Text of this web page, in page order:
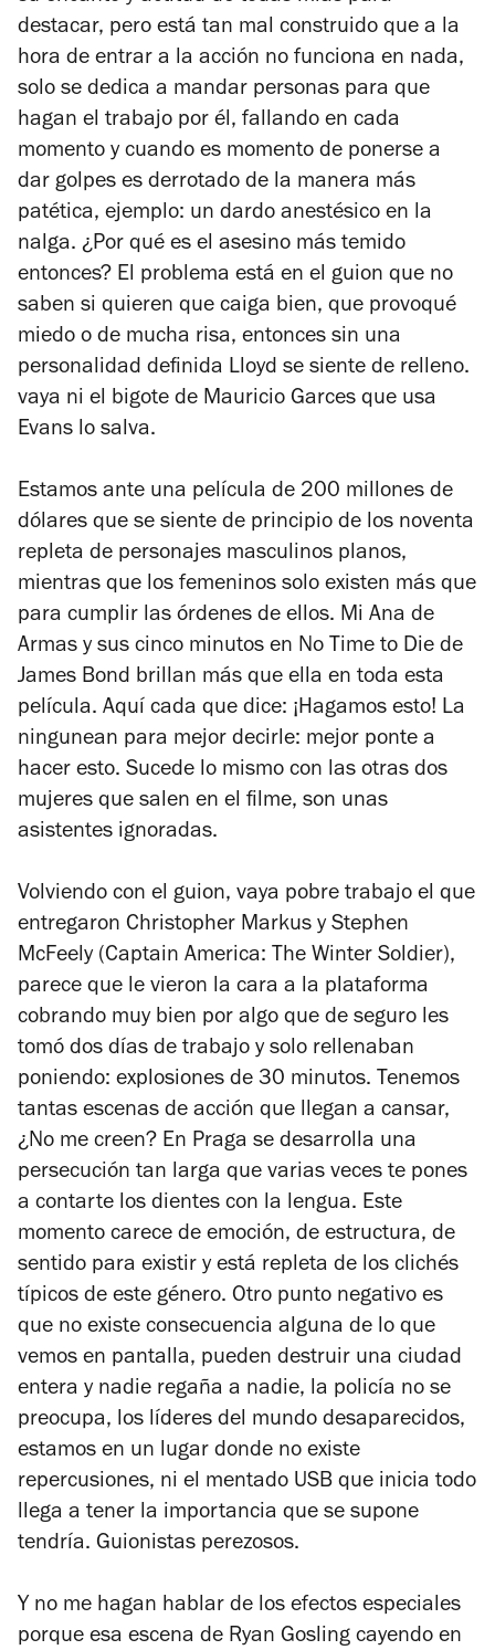
destacar, pero está tan mal construido que a la
hora de entrar a la acción no funciona en nada,
solo se dedica a mandar personas para que
hagan el trabajo por él, fallando en cada
momento y cuando es momento de ponerse a
dar golpes es derrotado de la manera más
patética, ejemplo: un dardo anestésico en la
nalga. ¿Por qué es el asesino más temido
entonces? El problema está en el guion que no
saben si quieren que caiga bien, que provoqué
miedo o de mucha risa, entonces sin una
personalidad definida Lloyd se siente de relleno.
vaya ni el bigote de Mauricio Garces que usa
Evans lo salva.
Estamos ante una película de 200 millones de
dólares que se siente de principio de los noventa
repleta de personajes masculinos planos,
mientras que los femeninos solo existen más que
para cumplir las órdenes de ellos. Mi Ana de
Armas y sus cinco minutos en No Time to Die de
James Bond brillan más que ella en toda esta
película. Aquí cada que dice: ¡Hagamos esto! La
ningunean para mejor decirle: mejor ponte a
hacer esto. Sucede lo mismo con las otras dos
mujeres que salen en el filme, son unas
asistentes ignoradas.
Volviendo con el guion, vaya pobre trabajo el que
entregaron Christopher Markus y Stephen
McFeely (Captain America: The Winter Soldier),
parece que le vieron la cara a la plataforma
cobrando muy bien por algo que de seguro les
tomó dos días de trabajo y solo rellenaban
poniendo: explosiones de 30 minutos. Tenemos
tantas escenas de acción que llegan a cansar,
¿No me creen? En Praga se desarrolla una
persecución tan larga que varias veces te pones
a contarte los dientes con la lengua. Este
momento carece de emoción, de estructura, de
sentido para existir y está repleta de los clichés
típicos de este género. Otro punto negativo es
que no existe consecuencia alguna de lo que
vemos en pantalla, pueden destruir una ciudad
entera y nadie regaña a nadie, la policía no se
preocupa, los líderes del mundo desaparecidos,
estamos en un lugar donde no existe
repercusiones, ni el mentado USB que inicia todo
llega a tener la importancia que se supone
tendría. Guionistas perezosos.
Y no me hagan hablar de los efectos especiales
porque esa escena de Ryan Gosling cayendo en